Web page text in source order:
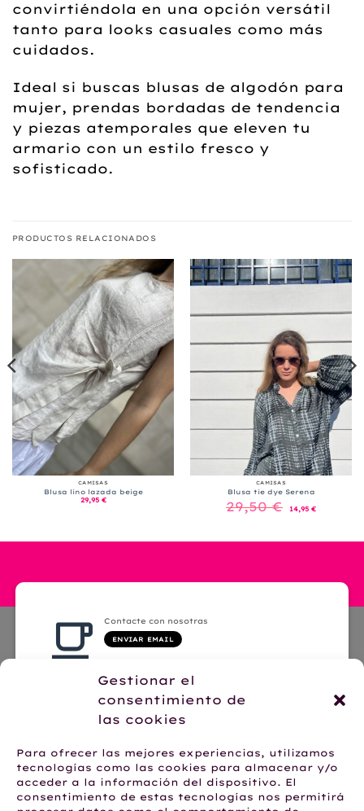
Gestionar el
consentimiento de
las cookies
Para ofrecer las mejores experiencias, utilizamos
tecnologías como las cookies para almacenar y/o
acceder a la información del dispositivo. El
consentimiento de estas tecnologías nos permitirá
convirtiéndola en una opción versátil
tanto para looks casuales como más
cuidados.
Ideal si buscas blusas de algodón para
mujer, prendas bordadas de tendencia
y piezas atemporales que eleven tu
armario con un estilo fresco y
sofisticado.
PRODUCTOS RELACIONADOS
CAMISAS
Blusa lino lazada beige
29,95 €
CAMISAS
Blusa tie dye Serena
29,50€
precio
original
14,95 €precio
actual
Contacte con nosotras
ENVIAR EMAIL
+34 623 28 62 24